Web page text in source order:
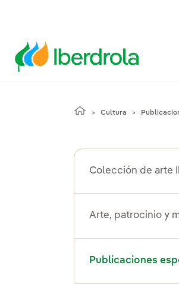
Cultura
Colección de arte
Arte, patrocinio y
Publicaciones
Alternar el submenú para